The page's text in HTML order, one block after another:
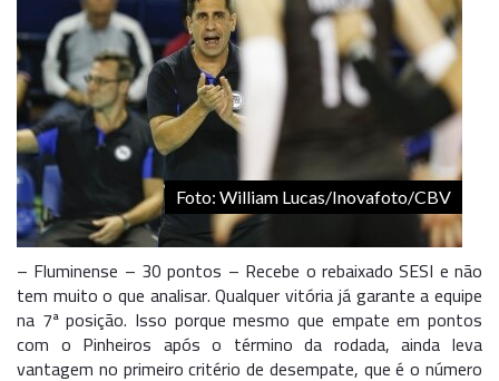
Foto: William Lucas/Inovafoto/CBV
– Fluminense – 30 pontos – Recebe o rebaixado SESI e não
tem muito o que analisar. Qualquer vitória já garante a equipe
na 7ª posição. Isso porque mesmo que empate em pontos
com o Pinheiros após o término da rodada, ainda leva
vantagem no primeiro critério de desempate, que é o número